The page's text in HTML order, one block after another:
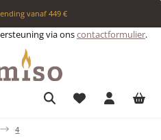
vanaf 449 €
via onscontactformulier.
Je hebt 0 items
4